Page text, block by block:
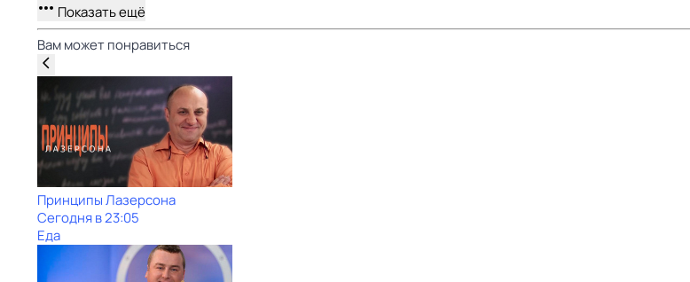
Показать ещё
Вам может понравиться
Принципы Лазерсона
Сегодня в 23:05
Еда